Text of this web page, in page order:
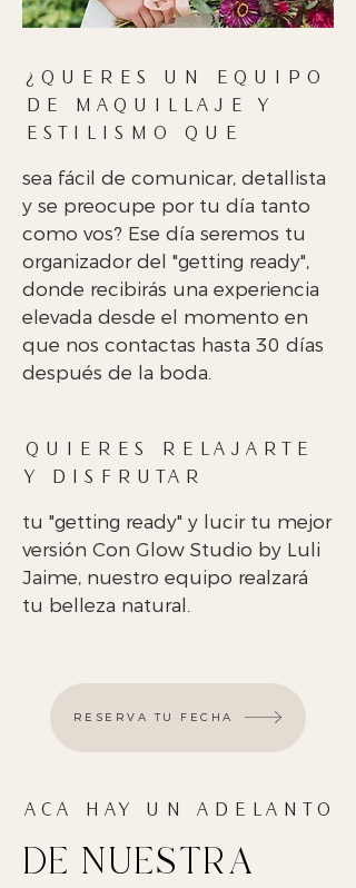
¿QUERES UN EQUIPO
DE MAQUILLAJE Y
ESTILISMO QUE
sea fácil de comunicar, detallista
y se preocupe por tu día tanto
como vos? Ese día seremos tu
organizador del "getting ready",
donde recibirás una experiencia
elevada desde el momento en
que nos contactas hasta 30 días
después de la boda.
QUIERES RELAJARTE
Y DISFRUTAR
tu "getting ready" y lucir tu mejor
versión Con Glow Studio by Luli
Jaime, nuestro equipo realzará
tu belleza natural.
RESERVA TU FECHA
ACA HAY UN ADELANTO
DE NUESTRA